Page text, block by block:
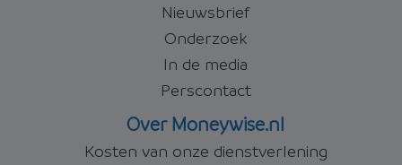
Nieuwsbrief
Onderzoek
In de media
Perscontact
Over Moneywise.nl
Kosten van onze dienstverlening